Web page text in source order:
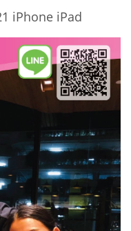
iPhone iPad